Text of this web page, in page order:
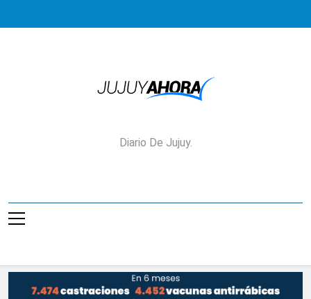
Jujuy Ahora!
Diario De Jujuy.